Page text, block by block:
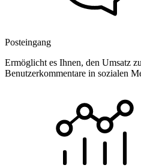
Posteingang
Ermöglicht es Ihnen, den Umsatz
Benutzerkommentare in sozialen